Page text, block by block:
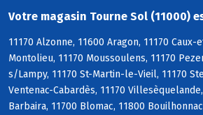
Votre magasin Tourne Sol (11000)
11170 Alzonne, 11600 Aragon, 11170 Caux-
Montolieu, 11170 Moussoulens, 11170
s/Lampy, 11170 St-Martin-le-Vieil, 11170
Ventenac-Cabardès, 11170
Barbaira, 11700 Blomac, 11800